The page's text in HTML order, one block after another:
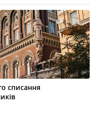
списання